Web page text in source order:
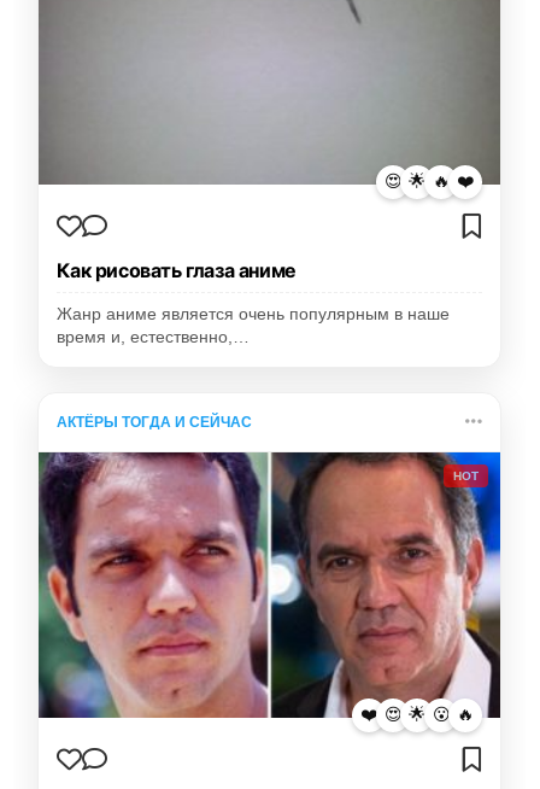
😍 🌟 🔥 ❤️
Как рисовать глаза аниме
Жанр аниме является очень популярным в наше
время и, естественно,…
АКТЁРЫ ТОГДА И СЕЙЧАС
HOT
❤️ 😍 🌟 😮 🔥